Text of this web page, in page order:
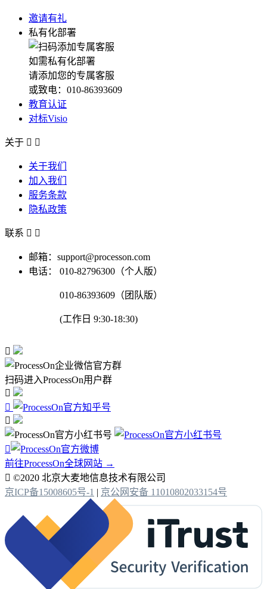
邀请有礼
私有化部署
如需私有化部署
请添加您的专属客服
或致电：010-86393609
教育认证
对标Visio
关于  
关于我们
加入我们
服务条款
隐私政策
联系  
邮箱：support@processon.com
电话：
010-82796300（个人版）
010-86393609（团队版）
(工作日 9:30-18:30)

扫码进入ProcessOn用户群




前往ProcessOn全球网站 →
 ©2020 北京大麦地信息技术有限公司
京ICP备15008605号-1 | 京公网安备 11010802033154号